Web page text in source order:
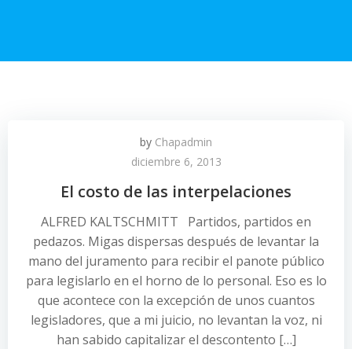
by Chapadmin
diciembre 6, 2013
El costo de las interpelaciones
ALFRED KALTSCHMITT Partidos, partidos en
pedazos. Migas dispersas después de levantar la
mano del juramento para recibir el panote público
para legislarlo en el horno de lo personal. Eso es lo
que acontece con la excepción de unos cuantos
legisladores, que a mi juicio, no levantan la voz, ni
han sabido capitalizar el descontento […]